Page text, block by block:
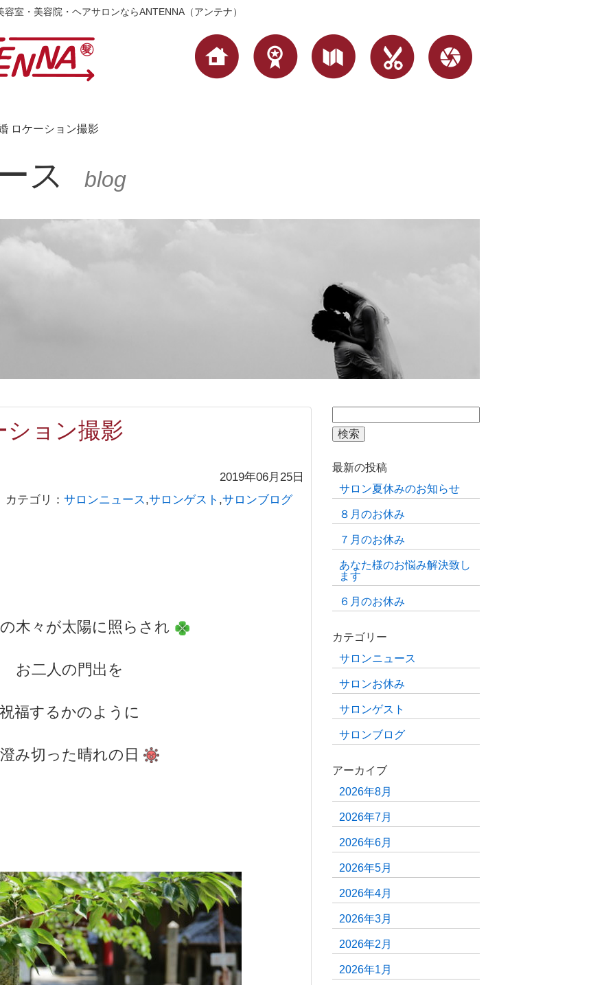
室・美容院・ヘアサロンならANTENNA（アンテナ）
ロケーション撮影
ス blog
ション撮影
2019年06月25日
カテゴリ： サロンニュース ,サロンゲスト ,サロンブログ
木々が太陽に照らされ
お二人の門出を
祝福するかのように
み切った晴れの日
検
索:
最新の投稿
サロン夏休みのお知らせ
８月のお休み
７月のお休み
あなた様のお悩み解決致し
ます
６月のお休み
カテゴリー
サロンニュース
サロンお休み
サロンゲスト
サロンブログ
アーカイブ
2026年8月
2026年7月
2026年6月
2026年5月
2026年4月
2026年3月
2026年2月
2026年1月